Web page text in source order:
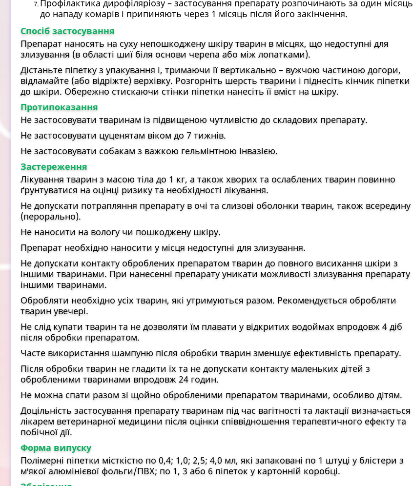
Профілактика дирофіляріозу – застосування препарату розпочинають за один місяць
до нападу комарів і припиняють через 1 місяць після його закінчення.
Спосіб застосування
Препарат наносять на суху непошкоджену шкіру тварин в місцях, що недоступні для
злизування (в області шиї біля основи черепа або між лопатками).
Дістаньте піпетку з упакування і, тримаючи її вертикально – вужчою частиною догори,
відламайте (або відріжте) верхівку. Розгорніть шерсть тварини і піднесіть кінчик піпетки
до шкіри. Обережно стискаючи стінки піпетки нанесіть її вміст на шкіру.
Протипоказання
Не застосовувати тваринам із підвищеною чутливістю до складових препарату.
Не застосовувати цуценятам віком до 7 тижнів.
Не застосовувати собакам з важкою гельмінтною інвазією.
Застереження
Лікування тварин з масою тіла до 1 кг, а також хворих та ослаблених тварин повинно
ґрунтуватися на оцінці ризику та необхідності лікування.
Не допускати потрапляння препарату в очі та слизові оболонки тварин, також всередину
(перорально).
Не наносити на вологу чи пошкоджену шкіру.
Препарат необхідно наносити у місця недоступні для злизування.
Не допускати контакту оброблених препаратом тварин до повного висихання шкіри з
іншими тваринами. При нанесенні препарату уникати можливості злизування препарату
іншими тваринами.
Обробляти необхідно усіх тварин, які утримуються разом. Рекомендується обробляти
тварин увечері.
Не слід купати тварин та не дозволяти їм плавати у відкритих водоймах впродовж 4 діб
після обробки препаратом.
Часте використання шампуню після обробки тварин зменшує ефективність препарату.
Після обробки тварин не гладити їх та не допускати контакту маленьких дітей з
обробленими тваринами впродовж 24 годин.
Не можна спати разом зі щойно обробленими препаратом тваринами, особливо дітям.
Доцільність застосування препарату тваринам під час вагітності та лактації визначається
лікарем ветеринарної медицини після оцінки співвідношення терапевтичного ефекту та
побічної дії.
Форма випуску
Полімерні піпетки місткістю по 0,4; 1,0; 2,5; 4,0 мл, які запаковані по 1 штуці у блістери з
м′якої алюмінієвої фольги/ПВХ; по 1, 3 або 6 піпеток у картонній коробці.